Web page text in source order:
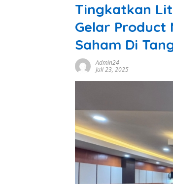
Tingkatkan
Gelar Product
Saham Di
Admin24
Juli 23, 2025